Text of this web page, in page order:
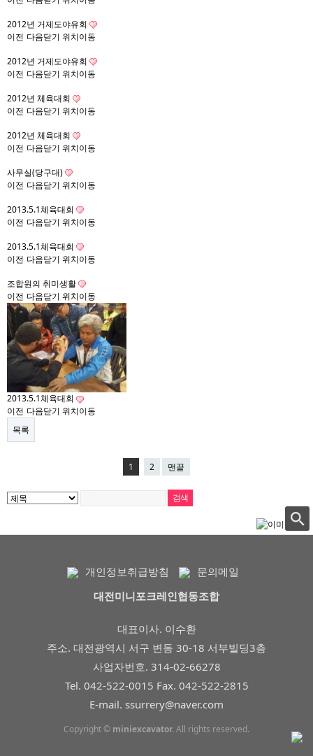
2012년 거제도야유회
이전 다음닫기 위치이동
2012년 거제도야유회
이전 다음닫기 위치이동
2012년 체육대회
이전 다음닫기 위치이동
2012년 체육대회
이전 다음닫기 위치이동
사무실(당구대)
이전 다음닫기 위치이동
2013.5.1체육대회
이전 다음닫기 위치이동
2013.5.1체육대회
이전 다음닫기 위치이동
조합원의 취미생활
이전 다음닫기 위치이동
2013.5.1체육대회
이전 다음닫기 위치이동
목록
1 2 맨끝
개인정보취급방침
문의메일
대전미니포크레인협동조합
대표이사. 이수환
주소. 대전광역시 서구 변동 30-18 서부빌딩3층
사업자번호. 314-02-66278
Tel. 042-522-0015 Fax. 042-522-2815
E-mail. ssurrery@naver.com
Copyright © miniexcavator.All rights reserved.